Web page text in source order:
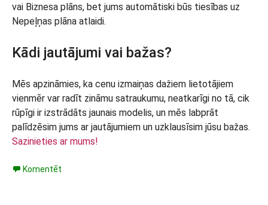
vai Biznesa plāns, bet jums automātiski būs tiesības uz
Nepeļņas plāna atlaidi.
Kādi jautājumi vai bažas?
Mēs apzināmies, ka cenu izmaiņas dažiem lietotājiem
vienmēr var radīt zināmu satraukumu, neatkarīgi no tā, cik
rūpīgi ir izstrādāts jaunais modelis, un mēs labprāt
palīdzēsim jums ar jautājumiem un uzklausīsim jūsu bažas.
Sazinieties ar mums!
Komentēt